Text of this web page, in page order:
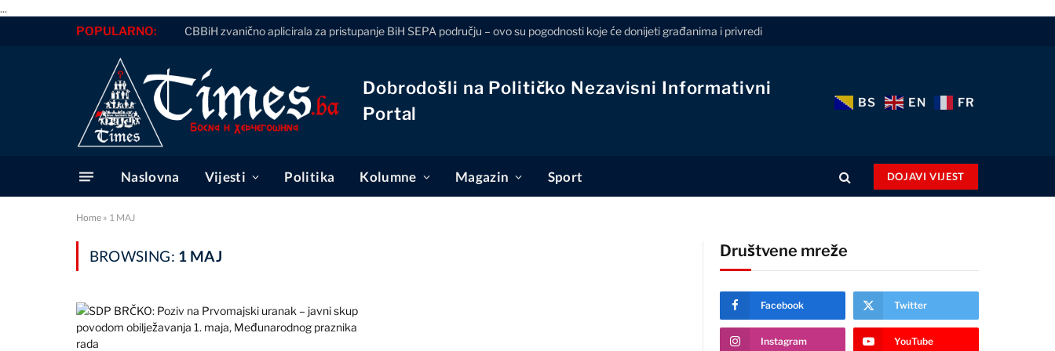
...
POPULARNO: CBBiH zvanično aplicirala za pristupanje BiH SEPA području – ovo su pogodnosti koje će donijeti građanima i privredi
Dobrodošli na Političko Nezavisni Informativni
Portal
BS EN FR
Naslovna Vijesti Politika Kolumne Magazin Sport DOJAVI VIJEST
Home » 1 MAJ
BROWSING: 1 MAJ Društvene mreže
Facebook Twitter
Instagram YouTube